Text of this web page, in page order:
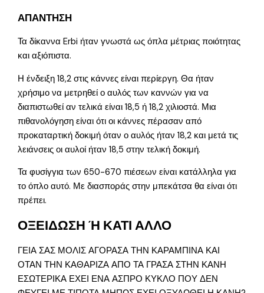
ΑΠΑΝΤΗΣΗ
Τα δίκαννα Erbi ήταν γνωστά ως όπλα μέτριας ποιότητας
και αξιόπιστα.
Η ένδειξη 18,2 στις κάννες είναι περίεργη. Θα ήταν
χρήσιμο να μετρηθεί ο αυλός των καννών για να
διαπιστωθεί αν τελικά είναι 18,5 ή 18,2 χιλιοστά. Μια
πιθανολόγηση είναι ότι οι κάννες πέρασαν από
προκαταρτική δοκιμή όταν ο αυλός ήταν 18,2 και μετά τις
λειάνσεις οι αυλοί ήταν 18,5 στην τελική δοκιμή.
Τα φυσίγγια των 650-670 πιέσεων είναι κατάλληλα για
το όπλο αυτό. Με διασποράς στην μπεκάτσα θα είναι ότι
πρέπει.
ΟΞΕΙΔΩΣΗ Ή ΚΑΤΙ ΑΛΛΟ
ΓΕΙΑ ΣΑΣ ΜΟΛΙΣ ΑΓΟΡΑΣΑ ΤΗΝ ΚΑΡΑΜΠΙΝΑ ΚΑΙ
ΟΤΑΝ ΤΗΝ ΚΑΘΑΡΙΖΑ ΑΠΟ ΤΑ ΓΡΑΣΑ ΣΤΗΝ ΚΑΝΗ
ΕΣΩΤΕΡΙΚΑ ΕΧΕΙ ΕΝΑ ΑΣΠΡΟ ΚΥΚΛΟ ΠΟΥ ΔΕΝ